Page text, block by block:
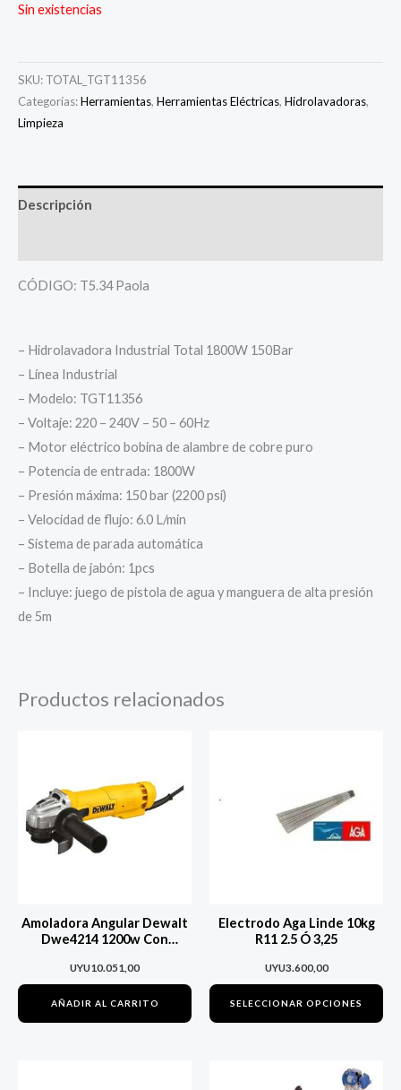
Sin existencias
SKU: TOTAL_TGT11356
Categorías:Herramientas, Herramientas Eléctricas, Hidrolavadoras,
Limpieza
Descripción
CÓDIGO: T5.34 Paola
– Hidrolavadora Industrial Total 1800W 150Bar
– Línea Industrial
– Modelo: TGT11356
– Voltaje: 220 – 240V – 50 – 60Hz
– Motor eléctrico bobina de alambre de cobre puro
– Potencia de entrada: 1800W
– Presión máxima: 150 bar (2200 psi)
– Velocidad de flujo: 6.0 L/min
– Sistema de parada automática
– Botella de jabón: 1pcs
– Incluye: juego de pistola de agua y manguera de alta presión
de 5m
Productos relacionados
Amoladora Angular Dewalt
Dwe4214 1200w Con
UYU10.051,00
AÑADIR AL CARRITO
Electrodo Aga Linde 10kg
R11 2.5 Ó 3,25
UYU3.600,00
SELECCIONAR OPCIONES